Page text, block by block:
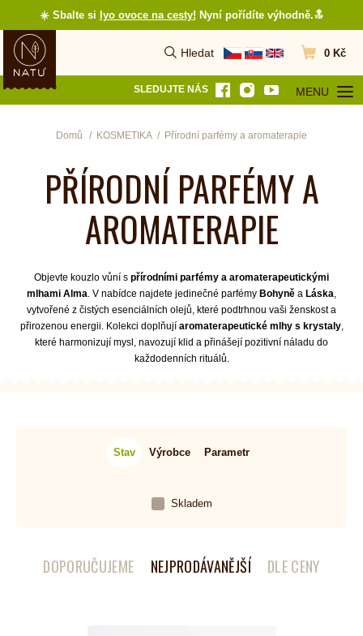
☀️ Sbalte si lyo ovoce na cesty! Nyní pořídíte výhodně.🔝
Hledat
Vyhledat Přejít do
0 Kč
SLEDUJTE NÁS MENU
OTEVŘÍT
Domů KOSMETIKA Přírodní parfémy a aromaterapie
PŘÍRODNÍ PARFÉMY A
AROMATERAPIE
Objevte kouzlo vůní s přírodními parfémy a aromaterapeutickými
mlhami Alma . V nabídce najdete jedinečné parfémy Bohyně a Láska
vytvořené z čistých esenciálních olejů, které podtrhnou vaši ženskost a
přirozenou energii. Kolekci doplňují aromaterapeutické mlhy s krystaly,
které harmonizují mysl, navozují klid a přinášejí pozitivní náladu do
každodenních rituálů.
Stav Výrobce Parametr
Skladem
DOPORUČUJEME NEJPRODÁVANĚJŠÍ DLE CENY